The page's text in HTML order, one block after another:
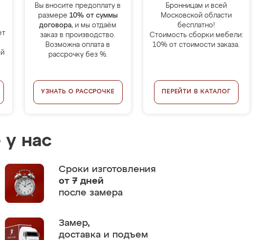
Вы вносите предоплату в
размере 10% от суммы
договора, и мы отдаём
заказ в производство.
Возможна оплата в
рассрочку без %.
УЗНАТЬ О РАССРОЧКЕ
Бронницам и всей
Московской области
бесплатно!
Стоимость сборки мебели:
10% от стоимости заказа.
ПЕРЕЙТИ В КАТАЛОГ
у нас
Сроки изготовления
от 7 дней
после замера
Замер,
доставка и подъем